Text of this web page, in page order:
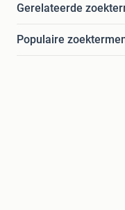
Gerelateerde
Populaire